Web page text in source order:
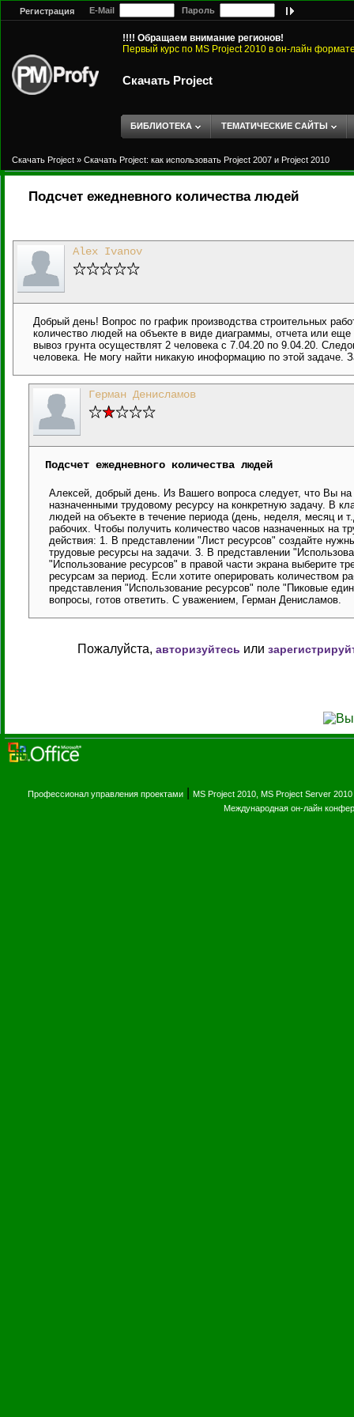
Регистрация E-Mail Пароль
!!!! Обращаем внимание регионов!
Первый курс по MS Project 2010 в он-лайн
Скачать Project
БИБЛИОТЕКА ТЕМАТИЧЕСКИЕ САЙТЫ
Скачать Project » Скачать Project: как использовать Project 2007 и Project 2010
Подсчет ежедневного количества людей
Alex Ivanov
Добрый день! Вопрос по график производства строительных
количество людей на объекте в виде диаграммы, отчета или
вывоз грунта осуществлят 2 человека с 7.04.20 по 9.04.20.
человека. Не могу найти никакую иноформацию по этой задаче.
Герман Денисламов
Подсчет ежедневного количества людей
Алексей, добрый день. Из Вашего вопроса следует, что Вы
назначенными трудовому ресурсу на конкретную задачу. В
людей на объекте в течение периода (день, неделя, месяц и
рабочих. Чтобы получить количество часов назначенных
действия: 1. В представлении "Лист ресурсов" создайте
трудовые ресурсы на задачи. 3. В представлении
"Использование ресурсов" в правой части экрана выберите
ресурсам за период. Если хотите оперировать количеством
представления "Использование ресурсов" поле "Пиковые
вопросы, готов ответить. С уважением, Герман Денисламов.
Пожалуйста, авторизуйтесь или
Профессионал управления проектами MS Project 2010, MS Project Server 2010
Международная он-лайн